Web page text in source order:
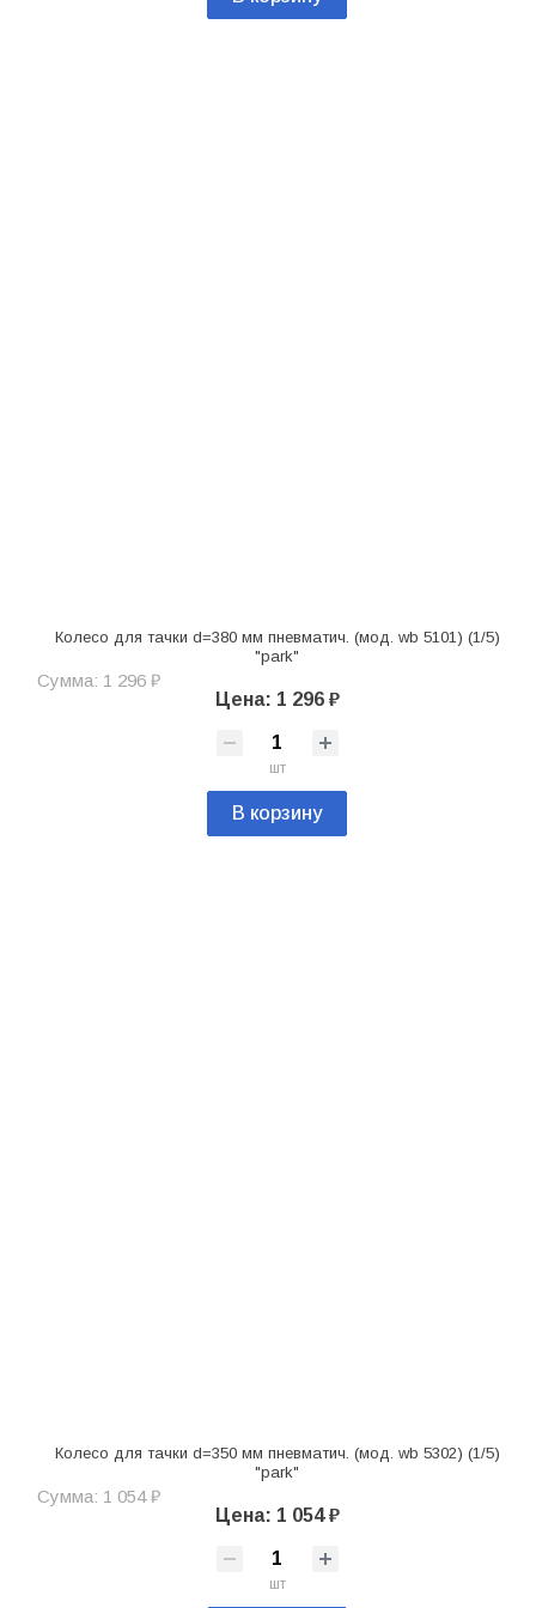
Колесо для тачки d=380 мм пневматич. (мод. wb 5101) (1/5)
"park"
Сумма: 1 296 ₽
Цена: 1 296 ₽
шт
В корзину
Колесо для тачки d=350 мм пневматич. (мод. wb 5302) (1/5)
"park"
Сумма: 1 054 ₽
Цена: 1 054 ₽
шт